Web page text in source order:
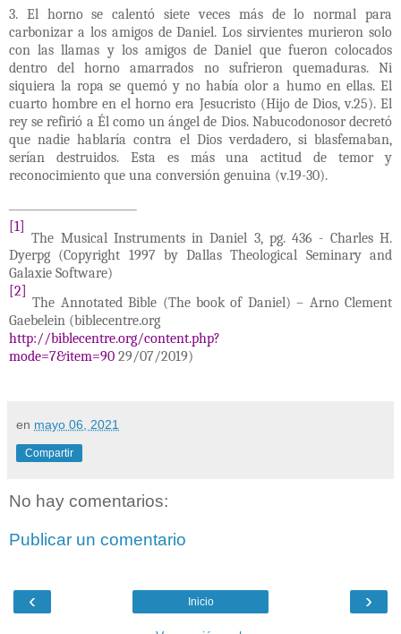
3. El horno se calentó siete veces más de lo normal para
carbonizar a los amigos de Daniel. Los sirvientes murieron solo
con las llamas y los amigos de Daniel que fueron colocados
dentro del horno amarrados no sufrieron quemaduras. Ni
siquiera la ropa se quemó y no había olor a humo en ellas. El
cuarto hombre en el horno era Jesucristo (Hijo de Dios, v.25). El
rey se refirió a Él como un ángel de Dios. Nabucodonosor decretó
que nadie hablaría contra el Dios verdadero, si blasfemaban,
serían destruidos. Esta es más una actitud de temor y
reconocimiento que una conversión genuina (v.19-30).
[1]
The Musical Instruments in Daniel 3, pg. 436 - Charles H.
Dyerpg (Copyright 1997 by Dallas Theological Seminary and
Galaxie Software)
[2]
The Annotated Bible (The book of Daniel) – Arno Clement
Gaebelein (biblecentre.org
http://biblecentre.org/content.php?
mode=7&item=90 29/07/2019)
en mayo 06, 2021
Compartir
No hay comentarios:
Publicar un comentario
‹ ›
Inicio